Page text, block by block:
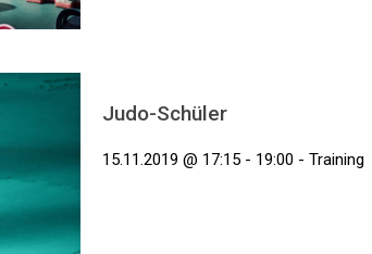
Judo-Schüler
15.11.2019 @ 17:15 - 19:00 - Training